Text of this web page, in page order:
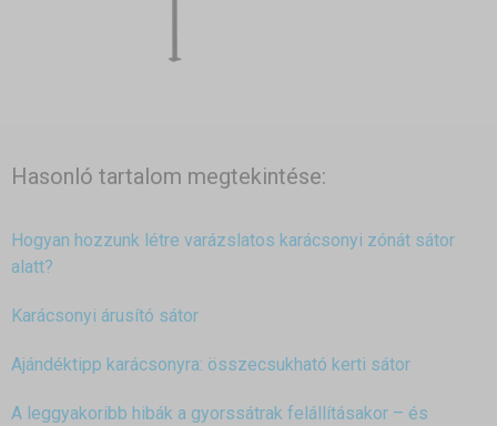
Hasonló tartalom megtekintése:
Hogyan hozzunk létre varázslatos karácsonyi zónát sátor
alatt?
Karácsonyi árusító sátor
Ajándéktipp karácsonyra: összecsukható kerti sátor
A leggyakoribb hibák a gyorssátrak felállításakor – és